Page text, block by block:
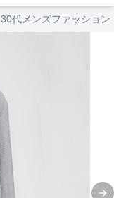
30代メンズファッショ